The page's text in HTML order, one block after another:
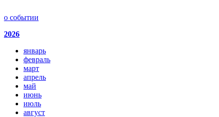
о событии
2026
январь
февраль
март
апрель
май
июнь
июль
август